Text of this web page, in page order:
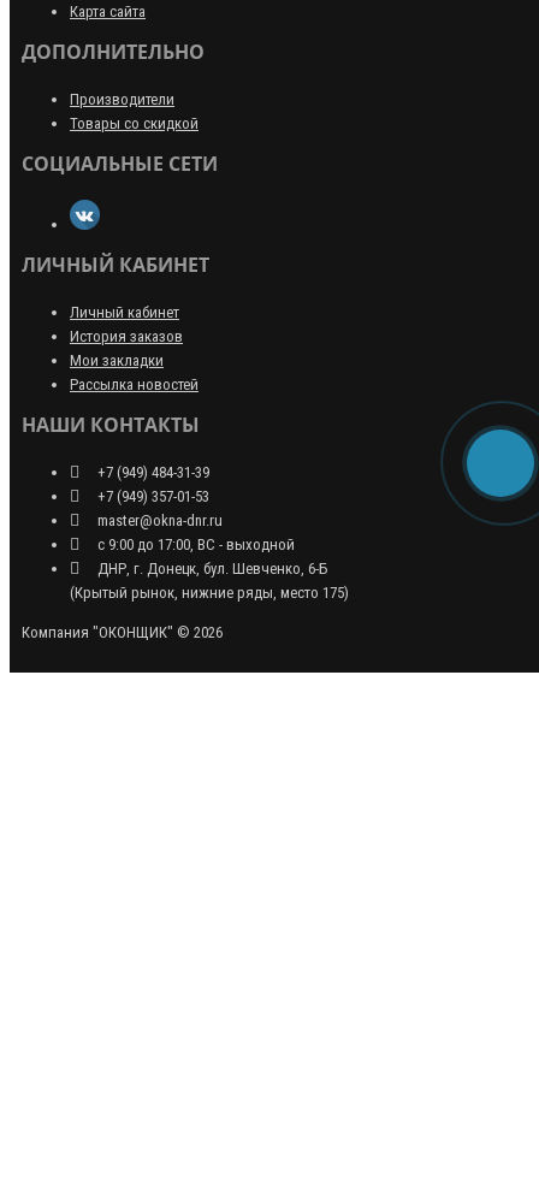
Карта сайта
ДОПОЛНИТЕЛЬНО
Производители
Товары со скидкой
СОЦИАЛЬНЫЕ СЕТИ
ЛИЧНЫЙ КАБИНЕТ
Личный кабинет
История заказов
Мои закладки
Рассылка новостей
НАШИ КОНТАКТЫ
+7 (949) 484-31-39
+7 (949) 357-01-53
master@okna-dnr.ru
с 9:00 до 17:00, ВС - выходной
ДНР, г. Донецк, бул. Шевченко, 6-Б
(Крытый рынок, нижние ряды, место 175)
Компания "ОКОНЩИК" © 2026